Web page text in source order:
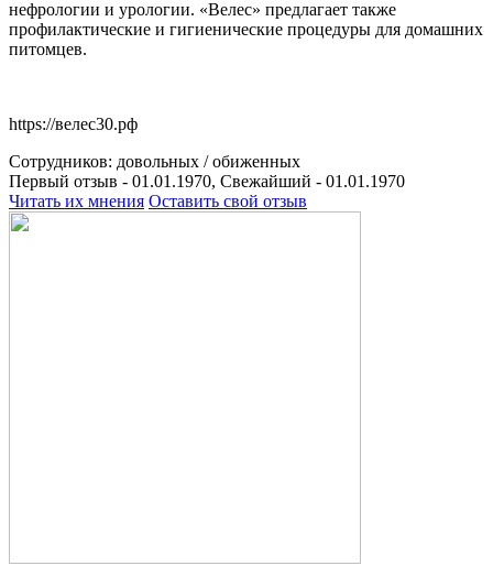
нефрологии и урологии. «Велес» предлагает также
профилактические и гигиенические процедуры для домашних
питомцев.
https://велес30.рф
Сотрудников: довольных /обиженных
Первый отзыв - 01.01.1970, Свежайший - 01.01.1970
Читать их мнения Оставить свой отзыв